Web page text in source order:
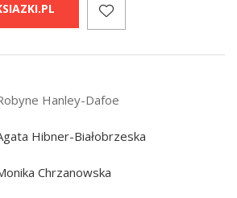
Hanley-Dafoe
Hibner-Białobrzeska
Chrzanowska